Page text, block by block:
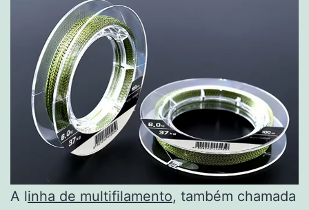
A linha de multifilamento, também chamada